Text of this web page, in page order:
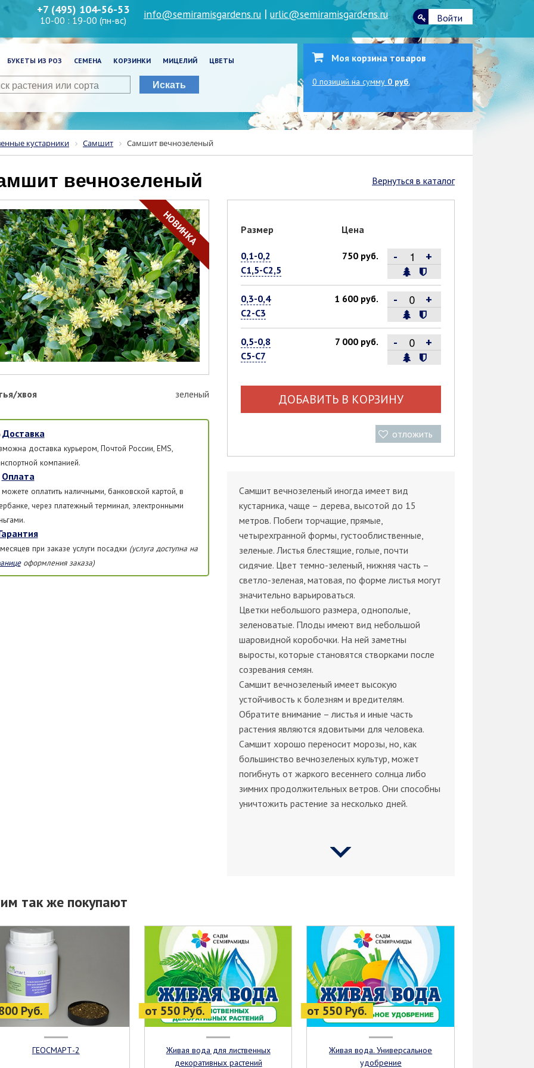
+7 (495) 104-56-53
10-00 : 19-00 (пн-вс) info@semiramisgardens.ru |urlic@semiramisgardens.ru Войти
БУКЕТЫ ИЗ РОЗ СЕМЕНА КОРЗИНКИ МИЦЕЛИЙ ЦВЕТЫ
Искать
Моя корзина товаров
0 позиций на сумму 0 руб.
кустарники Самшит Самшит вечнозеленый
Вернуться в каталог
вечнозеленый
НОВИНКА
хвоя зеленый
Доставка
доставка курьером, Почтой России, EMS,
компанией.
Оплата
оплатить наличными, банковской картой, в
через платежный терминал, электронными
при заказе услуги посадки (услуга доступна на
оформления заказа)
Размер Цена
0,1-0,2
С1,5-С2,5
750 руб. - +
0,3-0,4
С2-С3
1 600 руб. - +
0,5-0,8
С5-С7
7 000 руб. - +
ДОБАВИТЬ В КОРЗИНУ
отложить
Самшит вечнозеленый иногда имеет вид
кустарника, чаще – дерева, высотой до 15
метров. Побеги торчащие, прямые,
четырехгранной формы, густооблиственные,
зеленые. Листья блестящие, голые, почти
сидячие. Цвет темно-зеленый, нижняя часть –
светло-зеленая, матовая, по форме листья могут
значительно варьироваться.
Цветки небольшого размера, однополые,
зеленоватые. Плоды имеют вид небольшой
шаровидной коробочки. На ней заметны
выросты, которые становятся створками после
созревания семян.
Самшит вечнозеленый имеет высокую
устойчивость к болезням и вредителям.
Обратите внимание – листья и иные часть
растения являются ядовитыми для человека.
Самшит хорошо переносит морозы, но, как
большинство вечнозеленых культур, может
погибнуть от жаркого весеннего солнца либо
зимних продолжительных ветров. Они способны
уничтожить растение за несколько дней.
так же покупают
Руб.
ГЕОСМАРТ-2
от 550 Руб.
Живая вода для лиственных
декоративных растений
от 550 Руб.
Живая вода. Универсальное
удобрение